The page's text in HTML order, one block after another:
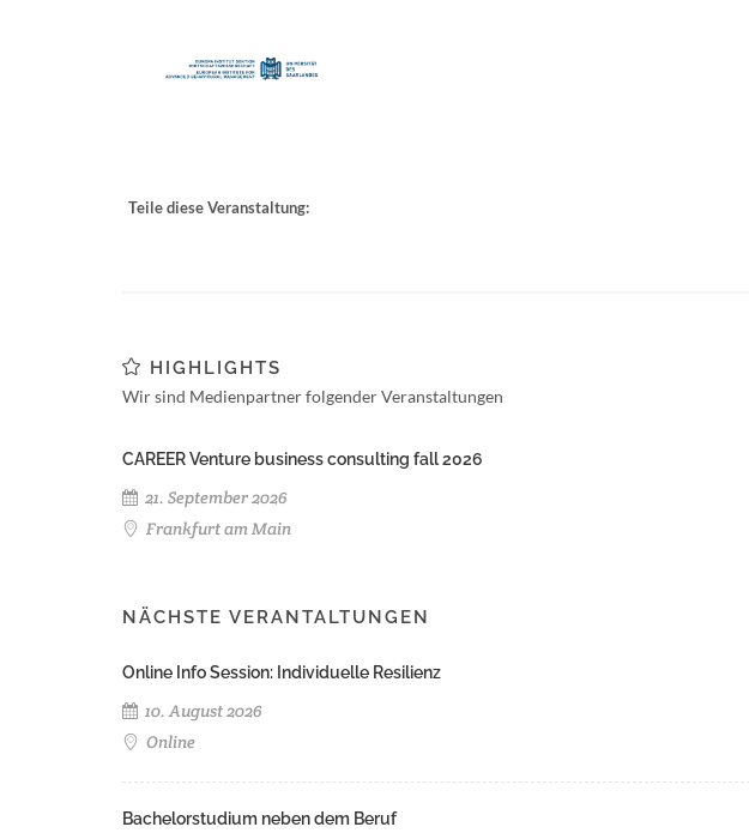
Teile diese Veranstaltung:
HIGHLIGHTS
Wir sind Medienpartner folgender Veranstaltungen
CAREER Venture business consulting fall 2026
21. September 2026
Frankfurt am Main
NÄCHSTE VERANTALTUNGEN
Online Info Session: Individuelle Resilienz
10. August 2026
Online
Bachelorstudium neben dem Beruf